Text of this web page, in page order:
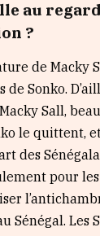
au
?
de Macky
de Sonko.
Sall,
le quittent,
des
pour
Sénégal. Les